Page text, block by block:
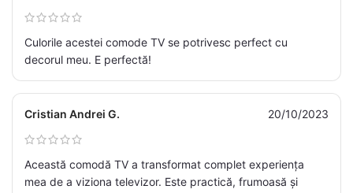
Culorile acestei comode TV se potrivesc perfect cu
decorul meu. E perfectă!
Cristian Andrei G. 20/10/2023
Această comodă TV a transformat complet experiența
mea de a viziona televizor. Este practică, frumoasă și